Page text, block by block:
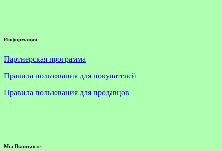
Информация
Партнерская программа
Правила пользования для покупателей
Правила пользования для продавцов
Мы Вконтакте